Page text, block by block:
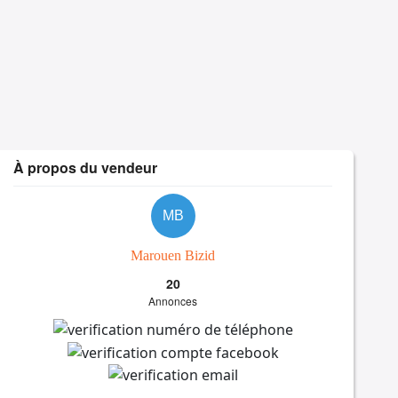
À propos du vendeur
MB
Marouen Bizid
20
Annonces